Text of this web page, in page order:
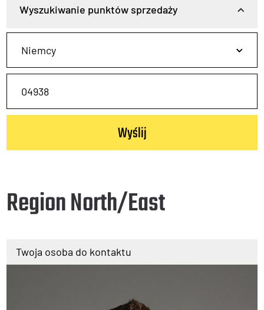
Wyszukiwanie punktów sprzedaży
Region North/East
Twoja osoba do kontaktu